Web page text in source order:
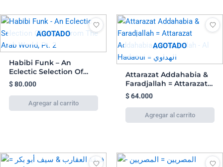
AGOTADO
Habibi Funk – An
Eclectic Selection Of
Music From The Arab
World, Pt. 2
$80.000
AGOTADO
Attarazat Addahabia &
Faradjallah = Attarazat
Addahabia و Faradjallah
$64.000